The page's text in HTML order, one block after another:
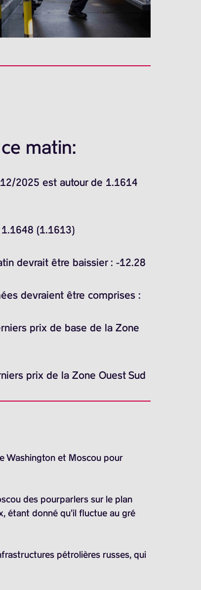
matin:
2025 est autour de 1.1614
(1.1613)
devrait être baissier : -12.28
devraient être comprises :
prix de base de la Zone
prix de la Zone Ouest Sud
Washington et Moscou pour
des pourparlers sur le plan
étant donné qu’il fluctue au gré
pétrolières russes, qui